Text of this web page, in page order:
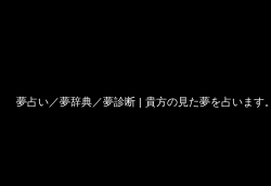
夢占い／夢辞典／夢診断 | 貴方の見た夢を占います。